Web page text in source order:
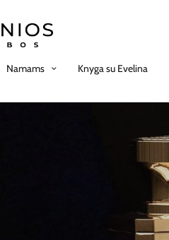
Namams Knyga su Evelina